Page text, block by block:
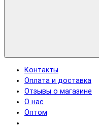
Контакты
Оплата и доставка
Отзывы о магазине
О нас
Оптом